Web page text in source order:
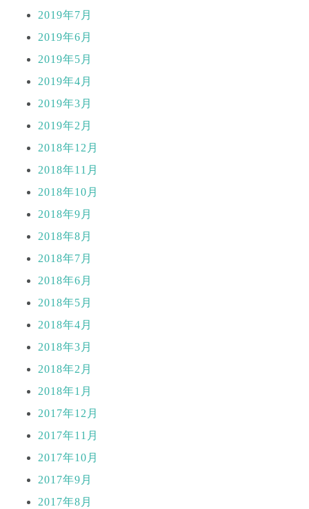
2019年7月
2019年6月
2019年5月
2019年4月
2019年3月
2019年2月
2018年12月
2018年11月
2018年10月
2018年9月
2018年8月
2018年7月
2018年6月
2018年5月
2018年4月
2018年3月
2018年2月
2018年1月
2017年12月
2017年11月
2017年10月
2017年9月
2017年8月